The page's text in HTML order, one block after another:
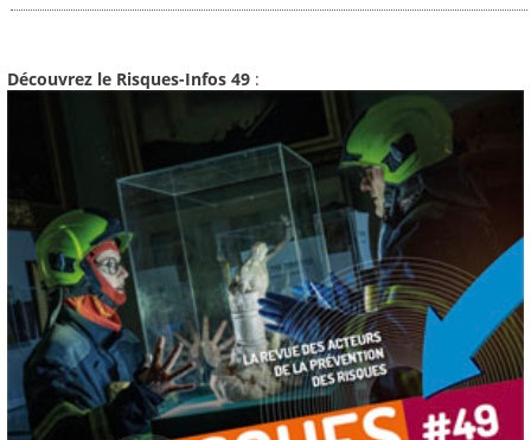
Découvrez le Risques-Infos 49 :